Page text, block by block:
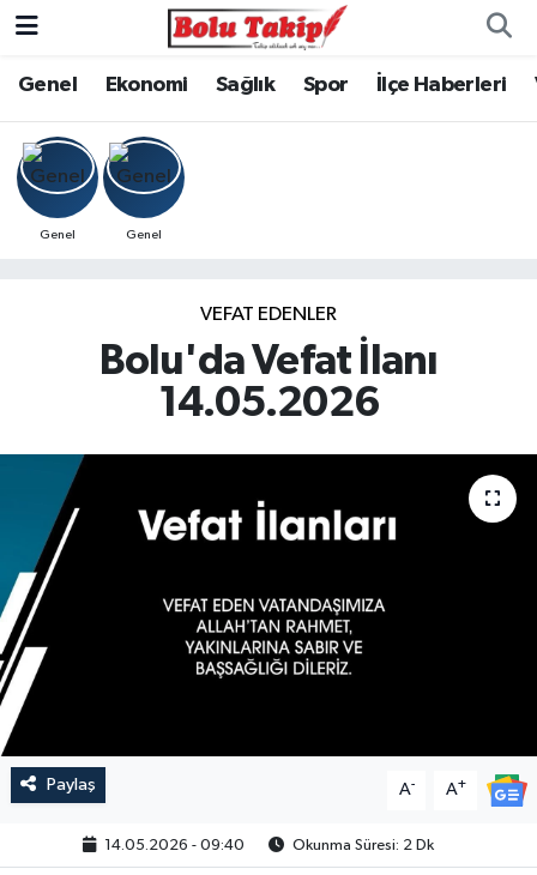
Genel Ekonomi Sağlık Spor İlçe Haberleri
Genel Genel
VEFAT EDENLER
Bolu'da Vefat İlanı
14.05.2026
Paylaş A- A+
14.05.2026 - 09:40 Okunma Süresi: 2 Dk